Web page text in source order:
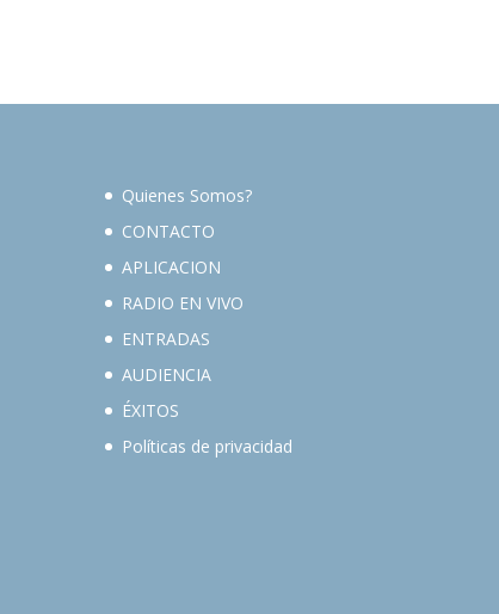
Quienes Somos?
CONTACTO
APLICACION
RADIO EN VIVO
ENTRADAS
AUDIENCIA
ÉXITOS
Políticas de privacidad